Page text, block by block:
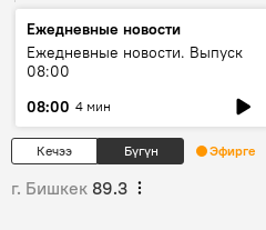
Ежедневные новости
Ежедневные новости. Выпуск
08:00
08:00 4 мин
Кечээ Бүгүн Эфирге
г. Бишкек 89.3